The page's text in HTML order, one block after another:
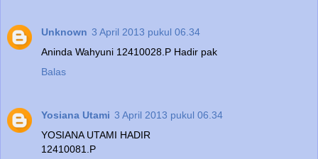
Unknown 3 April 2013 pukul 06.34
Aninda Wahyuni 12410028.P Hadir pak
Balas
Yosiana Utami 3 April 2013 pukul 06.34
YOSIANA UTAMI HADIR
12410081.P